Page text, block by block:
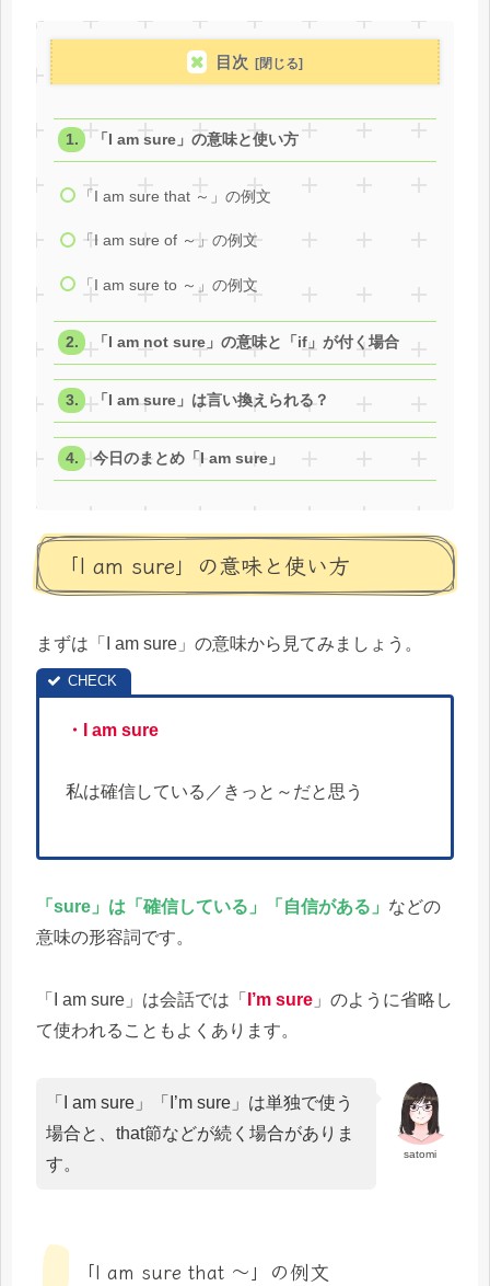
目次
「I am sure」の意味と使い方
「I am sure that ～」の例文
「I am sure of ～」の例文
「I am sure to ～」の例文
「I am not sure」の意味と「if」が付く場合
「I am sure」は言い換えられる？
今日のまとめ「I am sure」
「I am sure」の意味と使い方
まずは「I am sure」の意味から見てみましょう。
・I am sure
私は確信している／きっと～だと思う
「sure」は「確信している」「自信がある」 などの
意味の形容詞です。
「I am sure」は会話では「 I’m sure 」のように省略し
て使われることもよくあります。
satomi
「I am sure」「I’m sure」は単独で使う
場合と、that節などが続く場合がありま
す。
「I am sure that ～」の例文